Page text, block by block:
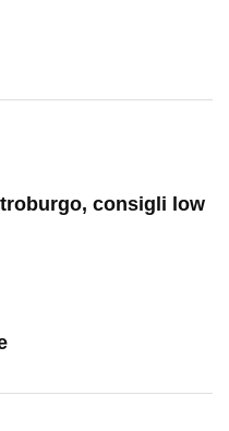
consigli low